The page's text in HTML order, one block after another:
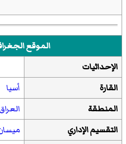
الموقع
الإحداثيات
القارة
أسيا
المنطقة
العراق
التقسيم الإداري